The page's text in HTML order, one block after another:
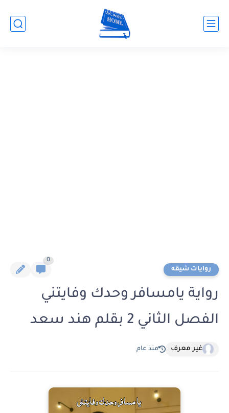
روايات شيقه
0
رواية يامسافر وحدك وفايتني
الفصل الثاني 2 بقلم هند سعد
غير معرف منذ عام